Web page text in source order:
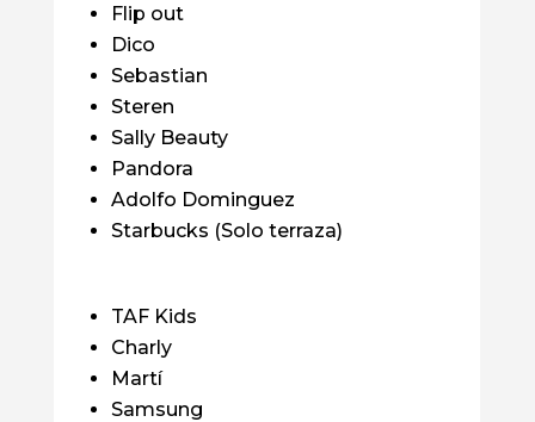
Flip out
Dico
Sebastian
Steren
Sally Beauty
Pandora
Adolfo Dominguez
Starbucks (Solo terraza)
TAF Kids
Charly
Martí
Samsung